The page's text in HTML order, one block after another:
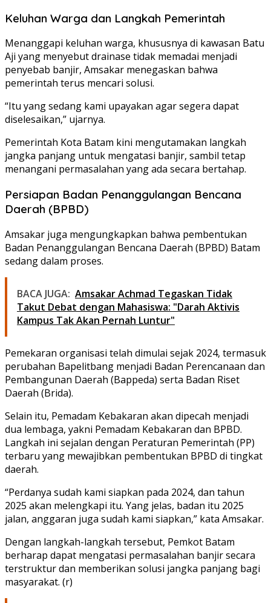
Keluhan Warga dan Langkah Pemerintah
Menanggapi keluhan warga, khususnya di kawasan Batu
Aji yang menyebut drainase tidak memadai menjadi
penyebab banjir, Amsakar menegaskan bahwa
pemerintah terus mencari solusi.
“Itu yang sedang kami upayakan agar segera dapat
diselesaikan,” ujarnya.
Pemerintah Kota Batam kini mengutamakan langkah
jangka panjang untuk mengatasi banjir, sambil tetap
menangani permasalahan yang ada secara bertahap.
Persiapan Badan Penanggulangan Bencana
Daerah (BPBD)
Amsakar juga mengungkapkan bahwa pembentukan
Badan Penanggulangan Bencana Daerah (BPBD) Batam
sedang dalam proses.
BACA JUGA: Amsakar Achmad Tegaskan Tidak
Takut Debat dengan Mahasiswa: "Darah Aktivis
Kampus Tak Akan Pernah Luntur"
Pemekaran organisasi telah dimulai sejak 2024, termasuk
perubahan Bapelitbang menjadi Badan Perencanaan dan
Pembangunan Daerah (Bappeda) serta Badan Riset
Daerah (Brida).
Selain itu, Pemadam Kebakaran akan dipecah menjadi
dua lembaga, yakni Pemadam Kebakaran dan BPBD.
Langkah ini sejalan dengan Peraturan Pemerintah (PP)
terbaru yang mewajibkan pembentukan BPBD di tingkat
daerah.
“Perdanya sudah kami siapkan pada 2024, dan tahun
2025 akan melengkapi itu. Yang jelas, badan itu 2025
jalan, anggaran juga sudah kami siapkan,” kata Amsakar.
Dengan langkah-langkah tersebut, Pemkot Batam
berharap dapat mengatasi permasalahan banjir secara
terstruktur dan memberikan solusi jangka panjang bagi
masyarakat. (r)